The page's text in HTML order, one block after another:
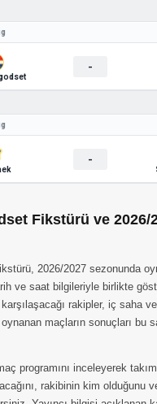
-
-
Fikstürü ve 2026/
2026/2027 sezonunda
ve saat bilgileriyle birlikte
karşılaşacağı rakipler, iç saha
maçların sonuçları bu
programını inceleyerek
rakibinin kim olduğunu